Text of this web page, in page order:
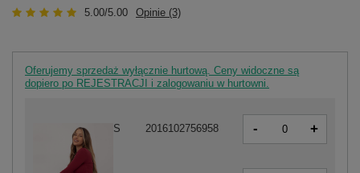
5.00/5.00 Opinie (3)
Oferujemy sprzedaż wyłącznie hurtową. Ceny widoczne są
dopiero po REJESTRACJI i zalogowaniu w hurtowni.
S 2016102756958 - +